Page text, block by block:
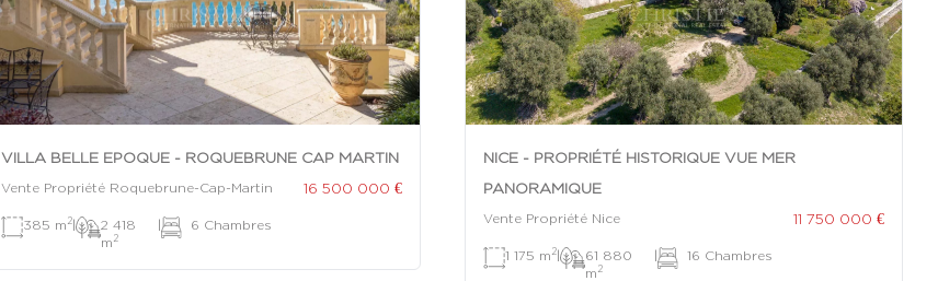
VILLA BELLE EPOQUE - ROQUEBRUNE CAP MARTIN
Vente Propriété Roquebrune-Cap-Martin 16 500 000 €
385 m 2|
2 418
m 2
| 6 Chambres
NICE - PROPRIÉTÉ HISTORIQUE VUE MER
PANORAMIQUE
Vente Propriété Nice 11 750 000 €
1 175 m 2|
61 880
m 2
| 16 Chambres